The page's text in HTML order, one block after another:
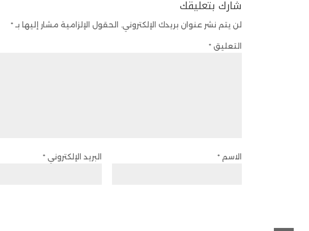
شارك بتعليقك
لن يتم نشر عنوان بريدك الإلكتروني. الحقول الإلزامية مشار إليها بـ *
التعليق *
الاسم * البريد الإلكتروني *